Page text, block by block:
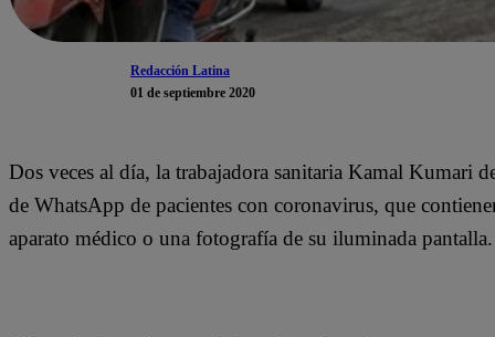
Redacción Latina
01 de septiembre 2020
Dos veces al día, la trabajadora sanitaria Kamal Kumari
de WhatsApp de pacientes con coronavirus, que
aparato médico o una fotografía de su iluminada pantalla.